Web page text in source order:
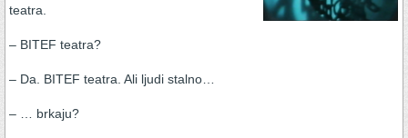
teatra.
– BITEF teatra?
– Da. BITEF teatra. Ali ljudi stalno…
– … brkaju?